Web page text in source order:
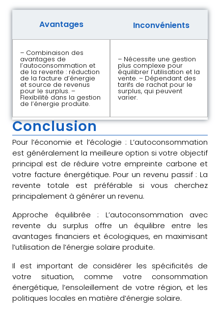
Avantages Inconvénients
– Combinaison des
avantages de
l’autoconsommation et
de la revente : réduction
de la facture d’énergie
et source de revenus
pour le surplus. –
Flexibilité dans la gestion
de l’énergie produite.
– Nécessite une gestion
plus complexe pour
équilibrer l’utilisation et la
vente. – Dépendant des
tarifs de rachat pour le
surplus, qui peuvent
varier.
Conclusion
Pour l’économie et l’écologie : L’autoconsommation
est généralement la meilleure option si votre objectif
principal est de réduire votre empreinte carbone et
votre facture énergétique. Pour un revenu passif : La
revente totale est préférable si vous cherchez
principalement à générer un revenu.
Approche équilibrée : L’autoconsommation avec
revente du surplus offre un équilibre entre les
avantages financiers et écologiques, en maximisant
l’utilisation de l’énergie solaire produite.
Il est important de considérer les spécificités de
votre situation, comme votre consommation
énergétique, l’ensoleillement de votre région, et les
politiques locales en matière d’énergie solaire.